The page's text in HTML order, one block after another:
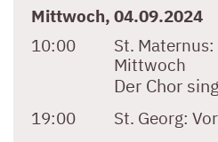
Mittwoch, 04.09.2024
10:00
St. Maternus:
Mittwoch
Der Chor
19:00 St. Georg: